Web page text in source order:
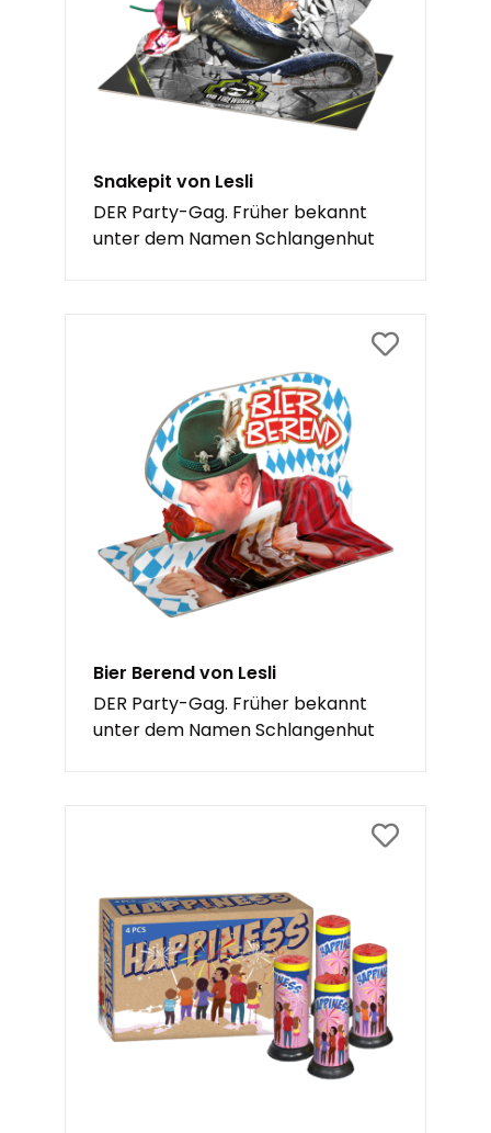
Snakepit von Lesli
DER Party-Gag. Früher bekannt
unter dem Namen Schlangenhut
Bier Berend von Lesli
DER Party-Gag. Früher bekannt
unter dem Namen Schlangenhut